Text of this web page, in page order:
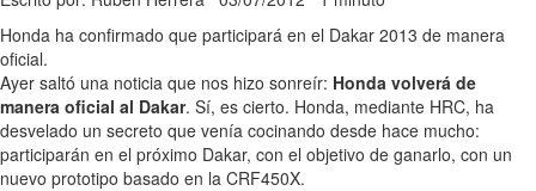
Honda ha confirmado que participará en el Dakar 2013 de manera
oficial.
Ayer saltó una noticia que nos hizo sonreír: Honda volverá de
manera oficial al Dakar. Sí, es cierto. Honda, mediante HRC, ha
desvelado un secreto que venía cocinando desde hace mucho:
participarán en el próximo Dakar, con el objetivo de ganarlo, con un
nuevo prototipo basado en la CRF450X.